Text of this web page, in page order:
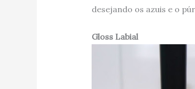
desejando os azuis e o
Gloss Labial